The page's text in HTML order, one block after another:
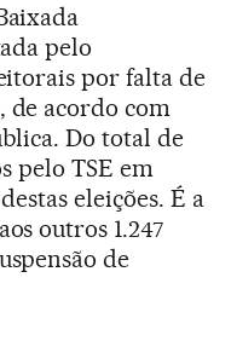
pelo
por falta de
acordo com
Do total de
pelo TSE em
eleições. É a
outros 1.247
de